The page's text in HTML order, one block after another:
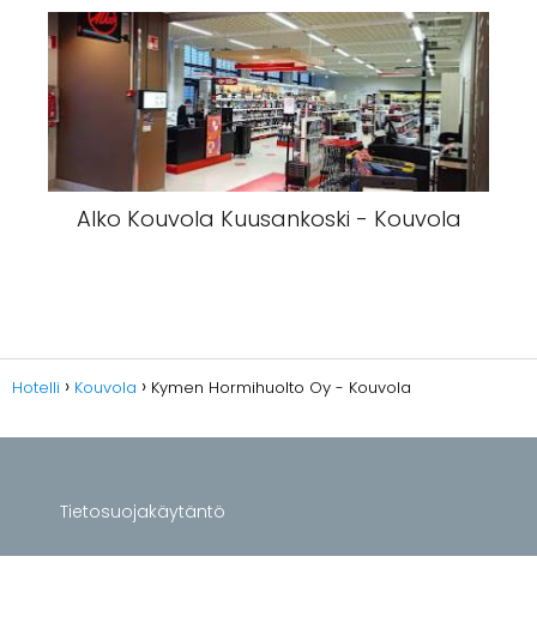
Alko Kouvola Kuusankoski - Kouvola
Hotelli Kouvola Kymen Hormihuolto Oy - Kouvola
Tietosuojakäytäntö